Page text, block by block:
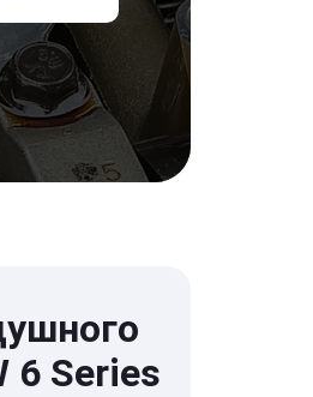
6 Series